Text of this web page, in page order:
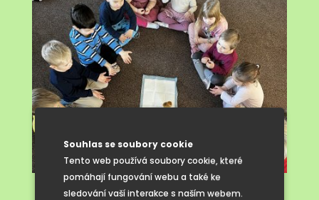
Souhlas se soubory cookie
Tento web používá soubory cookie, které
pomáhají fungování webu a také ke
sledování vaší interakce s naším webem.